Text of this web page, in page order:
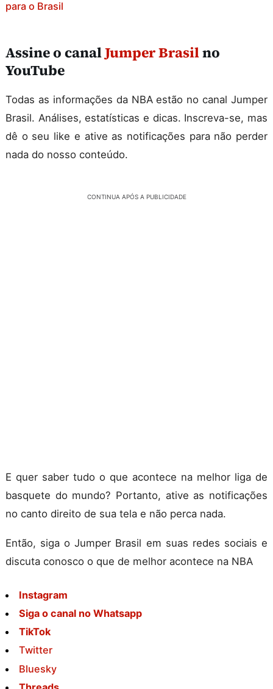
para o Brasil
Assine o canalJumper Brasilno
YouTube
Todas as informações da NBA estão no canal Jumper
Brasil. Análises, estatísticas e dicas. Inscreva-se, mas
dê o seu like e ative as notificações para não perder
nada do nosso conteúdo.
CONTINUA APÓS A PUBLICIDADE
E quer saber tudo o que acontece na melhor liga de
basquete do mundo? Portanto, ative as notificações
no canto direito de sua tela e não perca nada.
Então, siga o Jumper Brasil em suas redes sociais e
discuta conosco o que de melhor acontece na NBA
Instagram
Siga o canal no Whatsapp
TikTok
Twitter
Bluesky